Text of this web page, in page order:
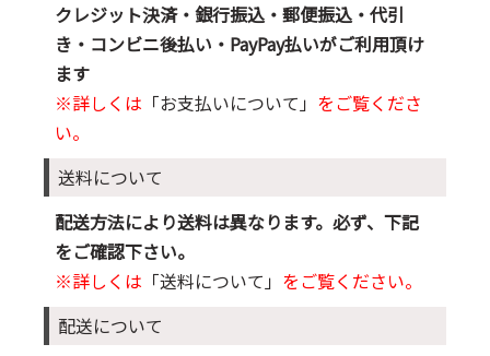
クレジット決済・銀行振込・郵便振込・代引
き・コンビニ後払い・PayPay払いがご利用頂け
ます
※詳しくは 「お支払いについて」 をご覧くださ
い。
送料について
配送方法により送料は異なります。必ず、下記
をご確認下さい。
※詳しくは 「送料について」 をご覧ください。
配送について